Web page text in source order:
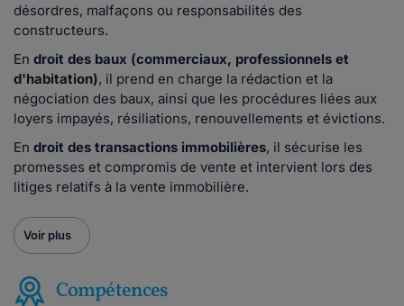
désordres, malfaçons ou responsabilités des
constructeurs.
En droit des baux (commerciaux, professionnels et
d'habitation), il prend en charge la rédaction et la
négociation des baux, ainsi que les procédures liées aux
loyers impayés, résiliations, renouvellements et évictions.
En droit des transactions immobilières, il sécurise les
promesses et compromis de vente et intervient lors des
litiges relatifs à la vente immobilière.
Voir plus
Compétences